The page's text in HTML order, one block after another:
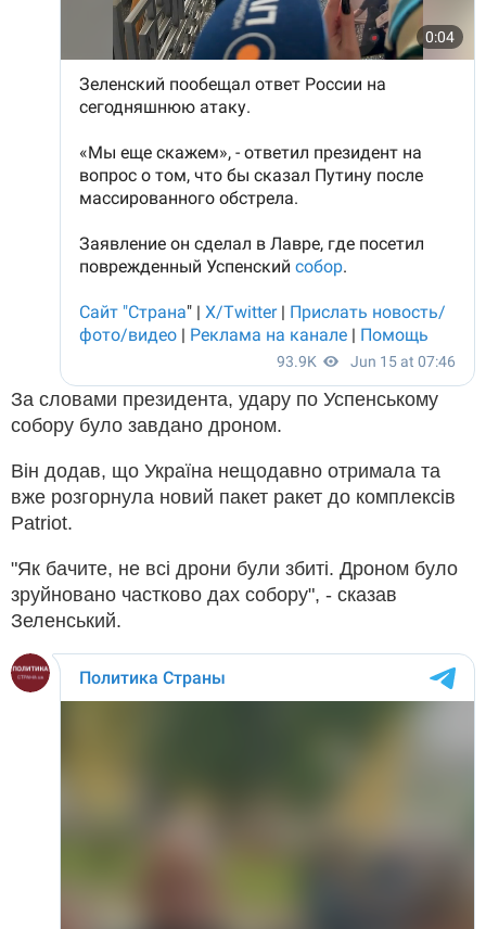
За словами президента, удару по Успенському
собору було завдано дроном.
Він додав, що Україна нещодавно отримала та
вже розгорнула новий пакет ракет до комплексів
Patriot.
"Як бачите, не всі дрони були збиті. Дроном було
зруйновано частково дах собору", - сказав
Зеленський.